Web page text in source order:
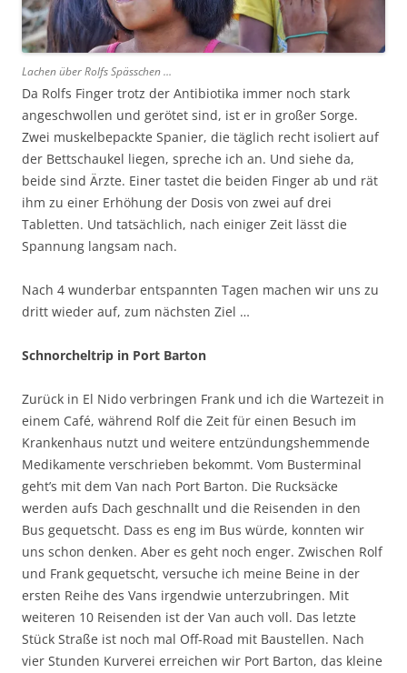
Lachen über Rolfs Spässchen …
Da Rolfs Finger trotz der Antibiotika immer noch stark
angeschwollen und gerötet sind, ist er in großer Sorge.
Zwei muskelbepackte Spanier, die täglich recht isoliert auf
der Bettschaukel liegen, spreche ich an. Und siehe da,
beide sind Ärzte. Einer tastet die beiden Finger ab und rät
ihm zu einer Erhöhung der Dosis von zwei auf drei
Tabletten. Und tatsächlich, nach einiger Zeit lässt die
Spannung langsam nach.
Nach 4 wunderbar entspannten Tagen machen wir uns zu
dritt wieder auf, zum nächsten Ziel …
Schnorcheltrip in Port Barton
Zurück in El Nido verbringen Frank und ich die Wartezeit in
einem Café, während Rolf die Zeit für einen Besuch im
Krankenhaus nutzt und weitere entzündungshemmende
Medikamente verschrieben bekommt. Vom Busterminal
geht’s mit dem Van nach Port Barton. Die Rucksäcke
werden aufs Dach geschnallt und die Reisenden in den
Bus gequetscht. Dass es eng im Bus würde, konnten wir
uns schon denken. Aber es geht noch enger. Zwischen Rolf
und Frank gequetscht, versuche ich meine Beine in der
ersten Reihe des Vans irgendwie unterzubringen. Mit
weiteren 10 Reisenden ist der Van auch voll. Das letzte
Stück Straße ist noch mal Off-Road mit Baustellen. Nach
vier Stunden Kurverei erreichen wir Port Barton, das kleine